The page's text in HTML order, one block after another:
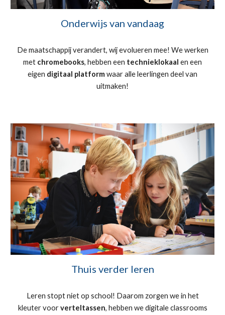
Onderwijs van vandaag
De maatschappij verandert, wij evolueren mee! We werken
met chromebooks, hebben een technieklokaal en een
eigen digitaal platformwaar alle leerlingen deel van
uitmaken!
Thuis verder leren
Leren stopt niet op school! Daarom zorgen we in het
kleuter voorverteltassen, hebben we digitale classrooms